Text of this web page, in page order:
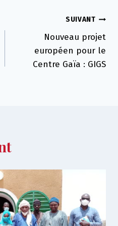
SUIVANT
Nouveau projet
européen pour le
Centre Gaïa : GIGS